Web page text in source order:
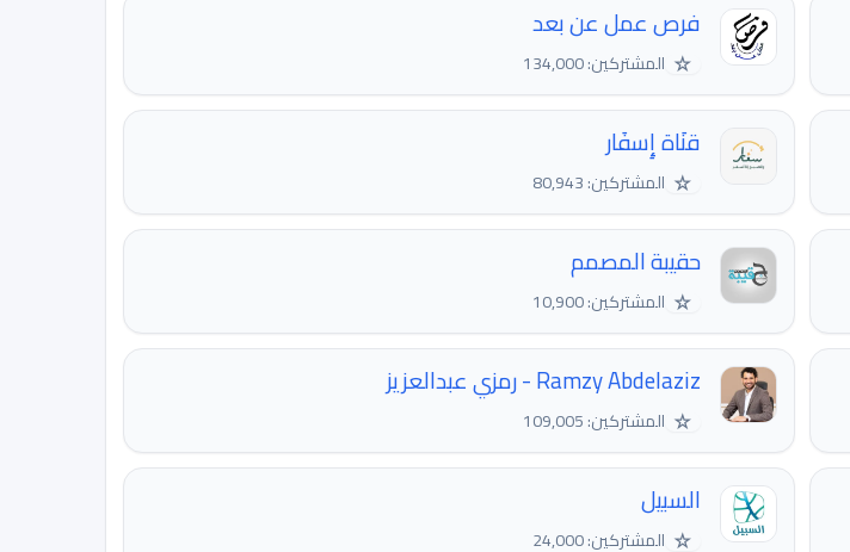
فرص عمل عن بعد
☆ المشتركين: 134,000
قنَاة إِسفَار
☆ المشتركين: 80,943
حقيبة المصمم
☆ المشتركين: 10,900
Ramzy Abdelaziz - رمزي عبدالعزيز
☆ المشتركين: 109,005
السبيل
☆ المشتركين: 24,000